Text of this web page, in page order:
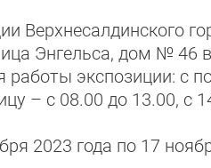
Верхнесалдинского
Энгельса, дом № 46
экспозиции: с
– с 08.00 до 13.00, с
2023 года по 17